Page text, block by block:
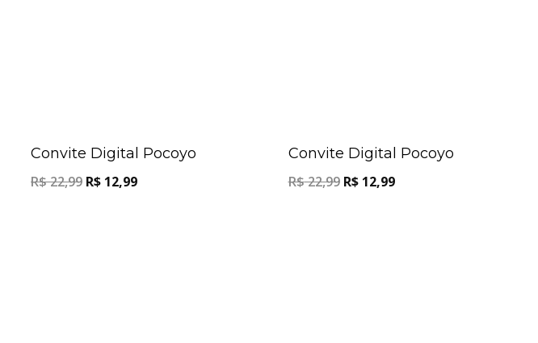
Convite Digital Pocoyo
R$22,99 R$ 12,99
Convite Digital Pocoyo
R$22,99 R$12,99